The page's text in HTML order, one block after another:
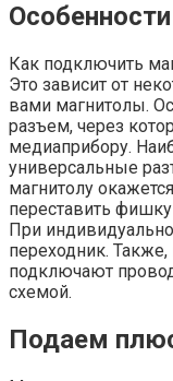
Как подключить
Это зависит от
вами магнитолы.
разъем, через
медиаприбору.
универсальные
магнитолу
переставить
При
переходник.
подключают
схемой.
Подаем